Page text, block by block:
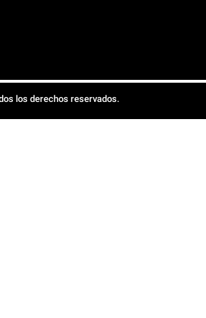
los derechos reservados.